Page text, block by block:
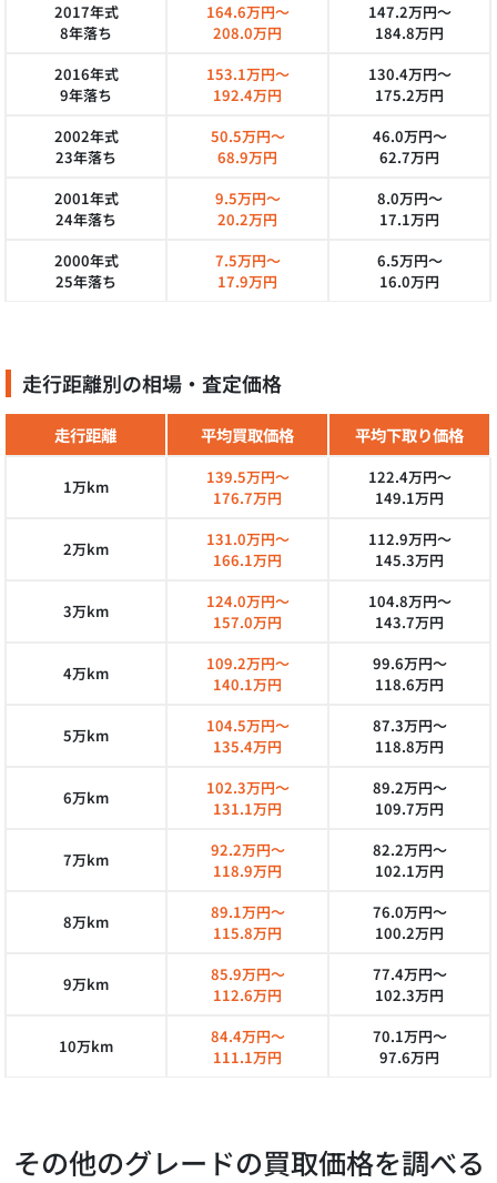
2017年式
8年落ち
164.6万円～
208.0万円
147.2万円～
184.8万円
2016年式
9年落ち
153.1万円～
192.4万円
130.4万円～
175.2万円
2002年式
23年落ち
50.5万円～
68.9万円
46.0万円～
62.7万円
2001年式
24年落ち
9.5万円～
20.2万円
8.0万円～
17.1万円
2000年式
25年落ち
7.5万円～
17.9万円
6.5万円～
16.0万円
走行距離別の相場・査定価格
走行距離 平均買取価格 平均下取り価格
1万km
139.5万円～
176.7万円
122.4万円～
149.1万円
2万km
131.0万円～
166.1万円
112.9万円～
145.3万円
3万km
124.0万円～
157.0万円
104.8万円～
143.7万円
4万km
109.2万円～
140.1万円
99.6万円～
118.6万円
5万km
104.5万円～
135.4万円
87.3万円～
118.8万円
6万km
102.3万円～
131.1万円
89.2万円～
109.7万円
7万km
92.2万円～
118.9万円
82.2万円～
102.1万円
8万km
89.1万円～
115.8万円
76.0万円～
100.2万円
9万km
85.9万円～
112.6万円
77.4万円～
102.3万円
10万km
84.4万円～
111.1万円
70.1万円～
97.6万円
その他のグレードの買取価格を調べる